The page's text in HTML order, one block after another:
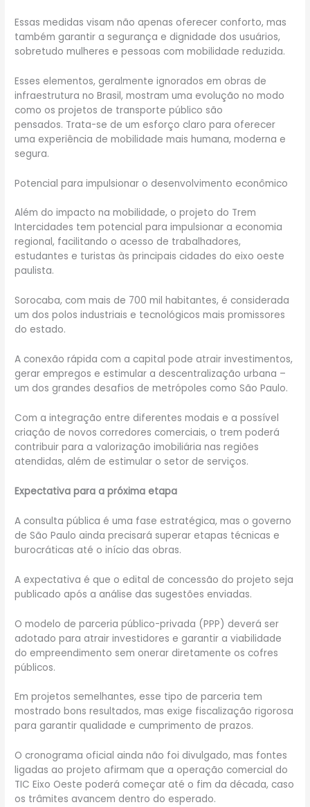
Essas medidas visam não apenas oferecer conforto, mas
também garantir a segurança e dignidade dos usuários,
sobretudo mulheres e pessoas com mobilidade reduzida.
Esses elementos, geralmente ignorados em obras de
infraestrutura no Brasil, mostram uma evolução no modo
como os projetos de transporte público são
pensados. Trata-se de um esforço claro para oferecer
uma experiência de mobilidade mais humana, moderna e
segura.
Potencial para impulsionar o desenvolvimento econômico
Além do impacto na mobilidade, o projeto do Trem
Intercidades tem potencial para impulsionar a economia
regional, facilitando o acesso de trabalhadores,
estudantes e turistas às principais cidades do eixo oeste
paulista.
Sorocaba, com mais de 700 mil habitantes, é considerada
um dos polos industriais e tecnológicos mais promissores
do estado.
A conexão rápida com a capital pode atrair investimentos,
gerar empregos e estimular a descentralização urbana –
um dos grandes desafios de metrópoles como São Paulo.
Com a integração entre diferentes modais e a possível
criação de novos corredores comerciais, o trem poderá
contribuir para a valorização imobiliária nas regiões
atendidas, além de estimular o setor de serviços.
Expectativa para a próxima etapa
A consulta pública é uma fase estratégica, mas o governo
de São Paulo ainda precisará superar etapas técnicas e
burocráticas até o início das obras.
A expectativa é que o edital de concessão do projeto seja
publicado após a análise das sugestões enviadas.
O modelo de parceria público-privada (PPP) deverá ser
adotado para atrair investidores e garantir a viabilidade
do empreendimento sem onerar diretamente os cofres
públicos.
Em projetos semelhantes, esse tipo de parceria tem
mostrado bons resultados, mas exige fiscalização rigorosa
para garantir qualidade e cumprimento de prazos.
O cronograma oficial ainda não foi divulgado, mas fontes
ligadas ao projeto afirmam que a operação comercial do
TIC Eixo Oeste poderá começar até o fim da década, caso
os trâmites avancem dentro do esperado.